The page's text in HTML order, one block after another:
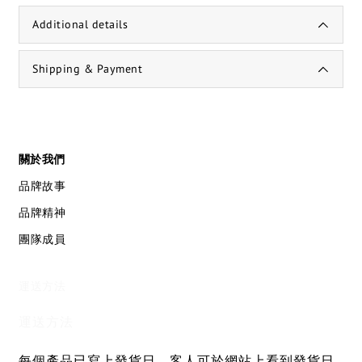
Additional details
Shipping & Payment
關於我們
品牌故事
品牌精神
團隊成員